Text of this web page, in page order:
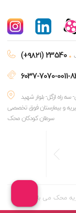
(+۹۸۲۱) 23540
6037-7070-0011-
سه راه ازگل- بلوار شهید
و بیمارستان فوق تخصصی
سرطان کودکان محک
محک می باشد